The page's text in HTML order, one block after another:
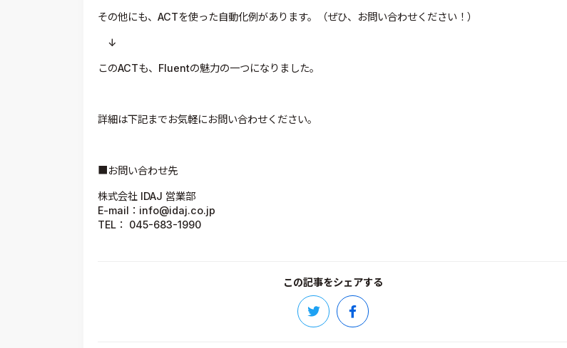
その他にも、ACTを使った自動化例があります。（ぜひ、お問い合わせください！）
↓
このACTも、Fluentの魅力の一つになりました。
詳細は下記までお気軽にお問い合わせください。
■お問い合わせ先
株式会社 IDAJ 営業部
E-mail：info@idaj.co.jp
TEL： 045-683-1990
この記事をシェアする